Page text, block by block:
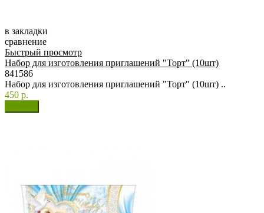
в закладки
сравнение
Быстрый просмотр
Набор для изготовления приглашений "Торт" (10шт)
841586
Набор для изготовления приглашений "Торт" (10шт) ..
450 р.